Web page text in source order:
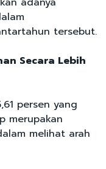
tersebut.
Secara Lebih
persen yang
merupakan
melihat arah